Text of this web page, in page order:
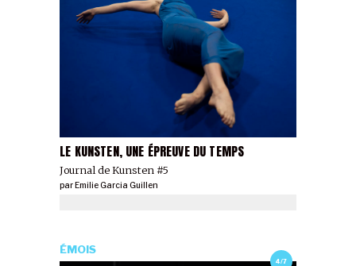
LE KUNSTEN, UNE ÉPREUVE DU TEMPS
Journal de Kunsten #5
par Emilie Garcia Guillen
4/7
ÉMOIS